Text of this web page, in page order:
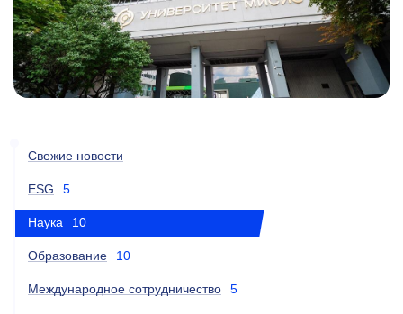
Свежие новости
ESG 5
Наука 10
Образование 10
Международное сотрудничество 5